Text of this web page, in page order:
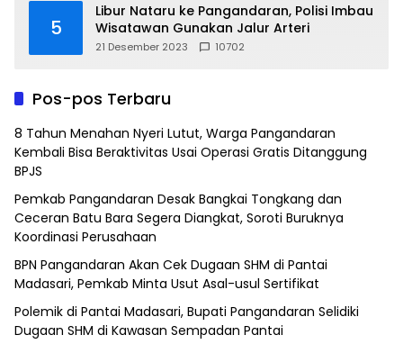
5
Libur Nataru ke Pangandaran, Polisi Imbau
Wisatawan Gunakan Jalur Arteri
21 Desember 2023 10702
Pos-pos Terbaru
8 Tahun Menahan Nyeri Lutut, Warga Pangandaran
Kembali Bisa Beraktivitas Usai Operasi Gratis Ditanggung
BPJS
Pemkab Pangandaran Desak Bangkai Tongkang dan
Ceceran Batu Bara Segera Diangkat, Soroti Buruknya
Koordinasi Perusahaan
BPN Pangandaran Akan Cek Dugaan SHM di Pantai
Madasari, Pemkab Minta Usut Asal-usul Sertifikat
Polemik di Pantai Madasari, Bupati Pangandaran Selidiki
Dugaan SHM di Kawasan Sempadan Pantai